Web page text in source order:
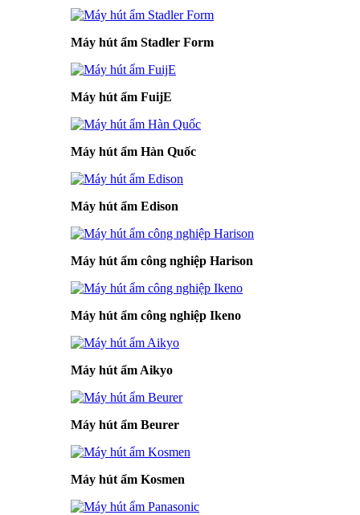
Máy hút ẩm Stadler Form
Máy hút ẩm FuijE
Máy hút ẩm Hàn Quốc
Máy hút ẩm Edison
Máy hút ẩm công nghiệp Harison
Máy hút ẩm công nghiệp Ikeno
Máy hút ẩm Aikyo
Máy hút ẩm Beurer
Máy hút ẩm Kosmen